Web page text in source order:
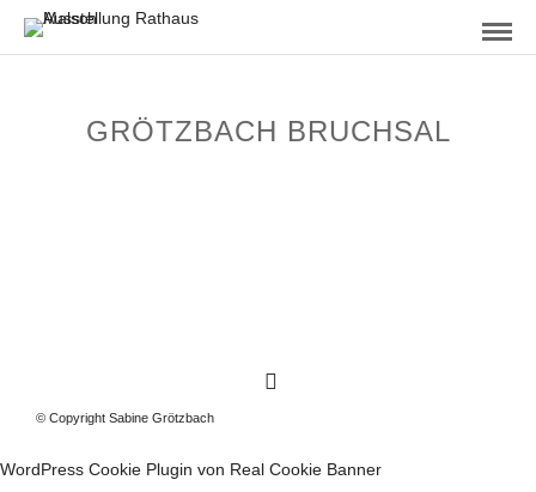
GRÖTZBACH BRUCHSAL
© Copyright Sabine Grötzbach
WordPress Cookie Plugin von Real Cookie Banner